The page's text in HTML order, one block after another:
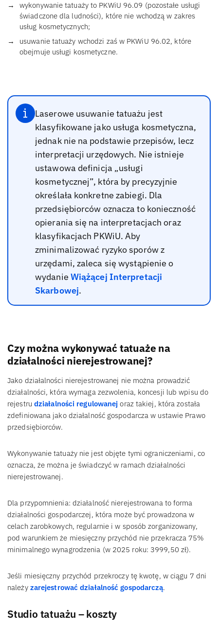
wykonywanie tatuaży to PKWiU 96.09 (pozostałe usługi
świadczone dla ludności), które nie wchodzą w zakres
usług kosmetycznych;
usuwanie tatuaży wchodzi zaś w PKWiU 96.02, które
obejmuje usługi kosmetyczne.
Laserowe usuwanie tatuażu jest
klasyfikowane jako usługa kosmetyczna,
jednak nie na podstawie przepisów, lecz
interpretacji urzędowych. Nie istnieje
ustawowa definicja „usługi
kosmetycznej”, która by precyzyjnie
określała konkretne zabiegi. Dla
przedsiębiorców oznacza to konieczność
opierania się na interpretacjach oraz
klasyfikacjach PKWiU. Aby
zminimalizować ryzyko sporów z
urzędami, zaleca się wystąpienie o
wydanie Wiążącej Interpretacji
Skarbowej.
Czy można wykonywać tatuaże na
działalności nierejestrowanej?
Jako działalności nierejestrowanej nie można prowadzić
działalności, która wymaga zezwolenia, koncesji lub wpisu do
rejestru działalności regulowanej oraz takiej, która została
zdefiniowana jako działalność gospodarcza w ustawie Prawo
przedsiębiorców.
Wykonywanie tatuaży nie jest objęte tymi ograniczeniami, co
oznacza, że można je świadczyć w ramach działalności
nierejestrowanej.
Dla przypomnienia: działalność nierejestrowana to forma
działalności gospodarczej, która może być prowadzona w
celach zarobkowych, regularnie i w sposób zorganizowany,
pod warunkiem że miesięczny przychód nie przekracza 75%
minimalnego wynagrodzenia (w 2025 roku: 3999,50 zł).
Jeśli miesięczny przychód przekroczy tę kwotę, w ciągu 7 dni
należy zarejestrować działalność gospodarczą.
Studio tatuażu – koszty